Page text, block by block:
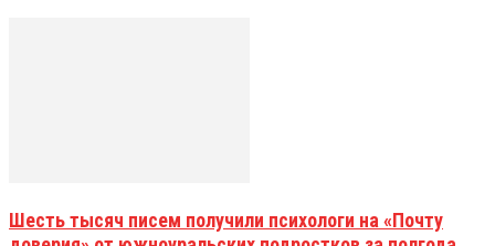
Шесть тысяч писем получили психологи на «Почту